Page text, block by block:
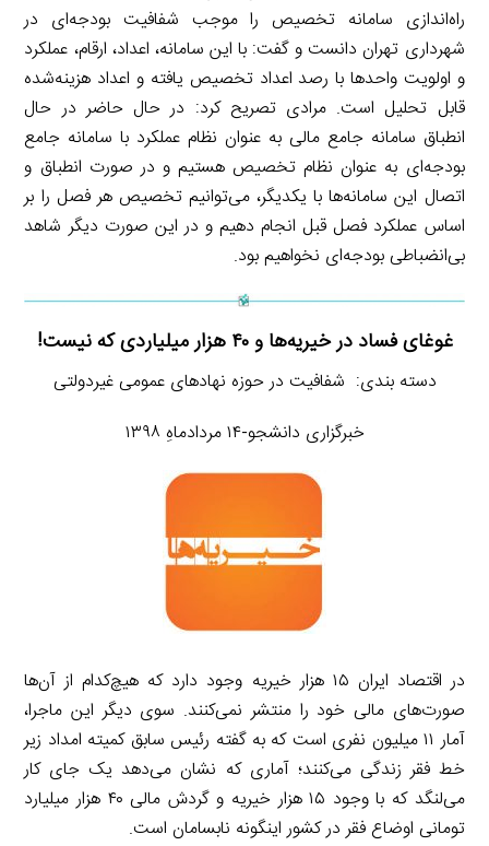
راه‌اندازی سامانه تخصیص را موجب شفافیت بودجه‌ای در
شهرداری تهران دانست و گفت: با این سامانه، اعداد، ارقام، عملکرد
و اولویت واحدها با رصد اعداد تخصیص یافته و اعداد هزینه‌شده
قابل تحلیل است. مرادی تصریح کرد: در حال حاضر در حال
انطباق سامانه جامع مالی به عنوان نظام عملکرد با سامانه جامع
بودجه‌ای به عنوان نظام تخصیص هستیم و در صورت انطباق و
اتصال این سامانه‌ها با یکدیگر، می‌توانیم تخصیص هر فصل را بر
اساس عملکرد فصل قبل انجام دهیم و در این صورت دیگر شاهد
بی‌انضباطی بودجه‌ای نخواهیم بود.
غوغای فساد در خیریه‌ها و ۴۰ هزار میلیاردی که نیست!
دسته بندی: شفافیت در حوزه نهادهای عمومی غیردولتی
خبرگزاری دانشجو-۱۴ مردادماهِ ۱۳۹۸
در اقتصاد ایران ۱۵ هزار خیریه وجود دارد که هیچ‌کدام از آن‌ها
صورت‌های مالی خود را منتشر نمی‌کنند. سوی دیگر این ماجرا،
آمار ۱۱ میلیون نفری است که به گفته رئیس سابق کمیته امداد زیر
خط فقر زندگی می‌کنند؛ آماری که نشان می‌دهد یک جای کار
می‌لنگد که با وجود ۱۵ هزار خیریه و گردش مالی ۴۰ هزار میلیارد
تومانی اوضاع فقر در کشور اینگونه نابسامان است.